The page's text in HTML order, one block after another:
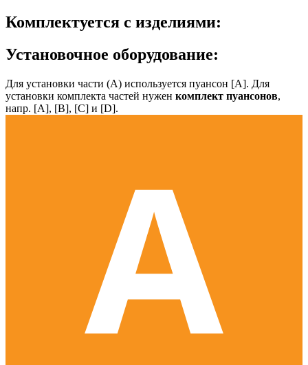
Комплектуется с изделиями:
Установочное оборудование:
Для установки части (А) используется пуансон [А]. Для
установки комплекта частей нужен комплект пуансонов,
напр. [А], [B], [С] и [D].